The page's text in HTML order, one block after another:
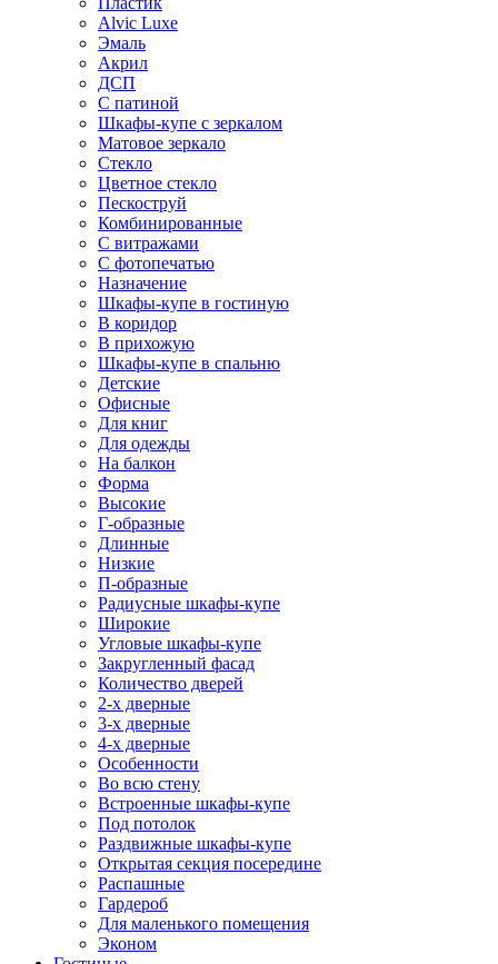
Alvic Luxe
Эмаль
Акрил
ДСП
С патиной
Шкафы-купе с зеркалом
Матовое зеркало
Стекло
Цветное стекло
Пескоструй
Комбинированные
С витражами
С фотопечатью
Назначение
Шкафы-купе в гостиную
В коридор
В прихожую
Шкафы-купе в спальню
Детские
Офисные
Для книг
Для одежды
На балкон
Форма
Высокие
Г-образные
Длинные
Низкие
П-образные
Радиусные шкафы-купе
Широкие
Угловые шкафы-купе
Закругленный фасад
Количество дверей
2-х дверные
3-х дверные
4-х дверные
Особенности
Во всю стену
Встроенные шкафы-купе
Под потолок
Раздвижные шкафы-купе
Открытая секция посередине
Распашные
Гардероб
Для маленького помещения
Эконом